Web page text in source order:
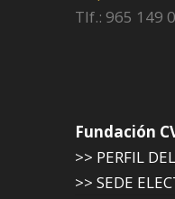
Tlf.: 965 149
Fundación
>> PERFIL
>> SEDE